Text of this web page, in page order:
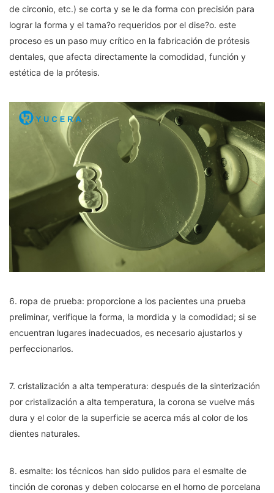
de circonio, etc.) se corta y se le da forma con precisión para
lograr la forma y el tama?o requeridos por el dise?o. este
proceso es un paso muy crítico en la fabricación de prótesis
dentales, que afecta directamente la comodidad, función y
estética de la prótesis.
6. ropa de prueba: proporcione a los pacientes una prueba
preliminar, verifique la forma, la mordida y la comodidad; si se
encuentran lugares inadecuados, es necesario ajustarlos y
perfeccionarlos.
7. cristalización a alta temperatura: después de la sinterización
por cristalización a alta temperatura, la corona se vuelve más
dura y el color de la superficie se acerca más al color de los
dientes naturales.
8. esmalte: los técnicos han sido pulidos para el esmalte de
tinción de coronas y deben colocarse en el horno de porcelana